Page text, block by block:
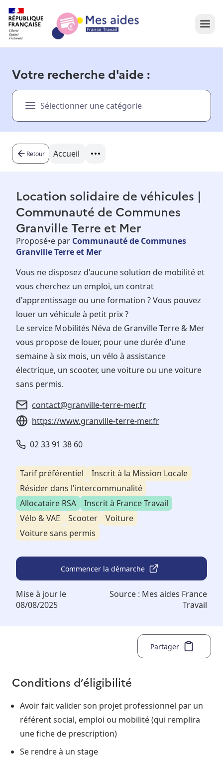
Présentation vidéo
Besoin d'aide ?
Votre recherche d'aide :
Sélectionner une catégorie
Retour Accueil
Location solidaire de véhicules |
Communauté de Communes
Granville Terre et Mer
Proposé•e par Communauté de Communes
Granville Terre et Mer
Vous ne disposez d'aucune solution de mobilité et
vous cherchez un emploi, un contrat
d'apprentissage ou une formation ? Vous pouvez
louer un véhicule à petit prix ?
Le service Mobilités Néva de Granville Terre & Mer
vous propose de louer, pour une durée d’une
semaine à six mois, un vélo à assistance
électrique, un scooter, une voiture ou une voiture
sans permis.
contact@granville-terre-mer.fr
https://www.granville-terre-mer.fr
02 33 91 38 60
Tarif préférentiel
Inscrit à la Mission Locale
Résider dans l'intercommunalité
Allocataire RSA
Inscrit à France Travail
Vélo & VAE
Scooter
Voiture
Voiture sans permis
Commencer la démarche
Mise à jour le
08/08/2025
Source : Mes aides France
Travail
Partager
Conditions d’éligibilité
Avoir fait valider son projet professionnel par un
référent social, emploi ou mobilité (qui remplira
une fiche de prescription)
Se rendre à un stage